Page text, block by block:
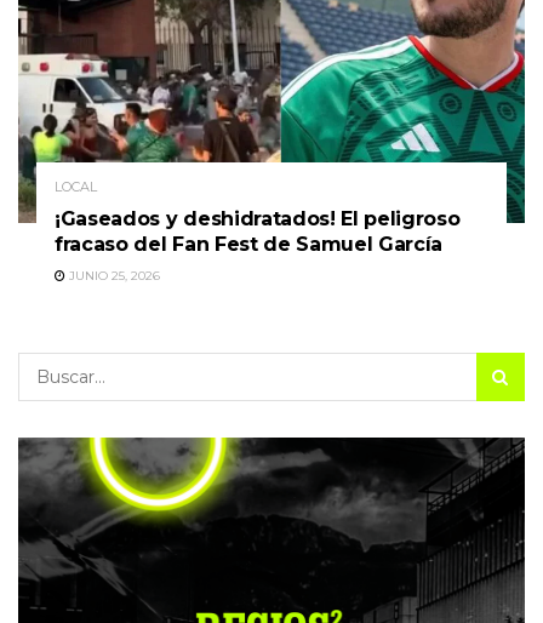
LOCAL
¡Gaseados y deshidratados! El peligroso
fracaso del Fan Fest de Samuel García
JUNIO 25, 2026